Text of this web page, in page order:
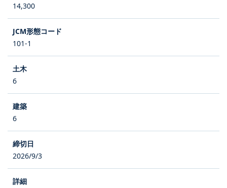
14,300
101-1
6
6
2026/9/3